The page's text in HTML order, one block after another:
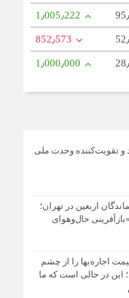
1٫005٫222
852٫573
1٫000٫000
و تقویت‌کننده وحدت ملی
اربعین در تهران؛
حال‌وهوای
اجاره‌بها را از چشم
این در حالی است که ما